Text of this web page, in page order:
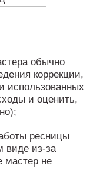
обычно
коррекции,
использованных
и оценить,
ресницы
виде из-за
мастер не